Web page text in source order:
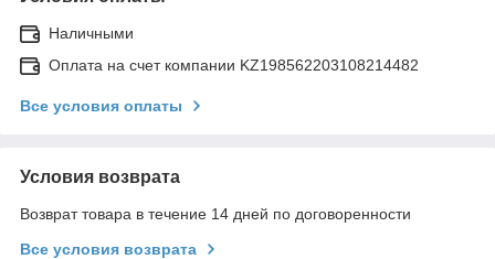
Наличными
Оплата на счет компании KZ198562203108214482
Все условия оплаты
Условия возврата
Возврат товара в течение 14 дней по договоренности
Все условия возврата